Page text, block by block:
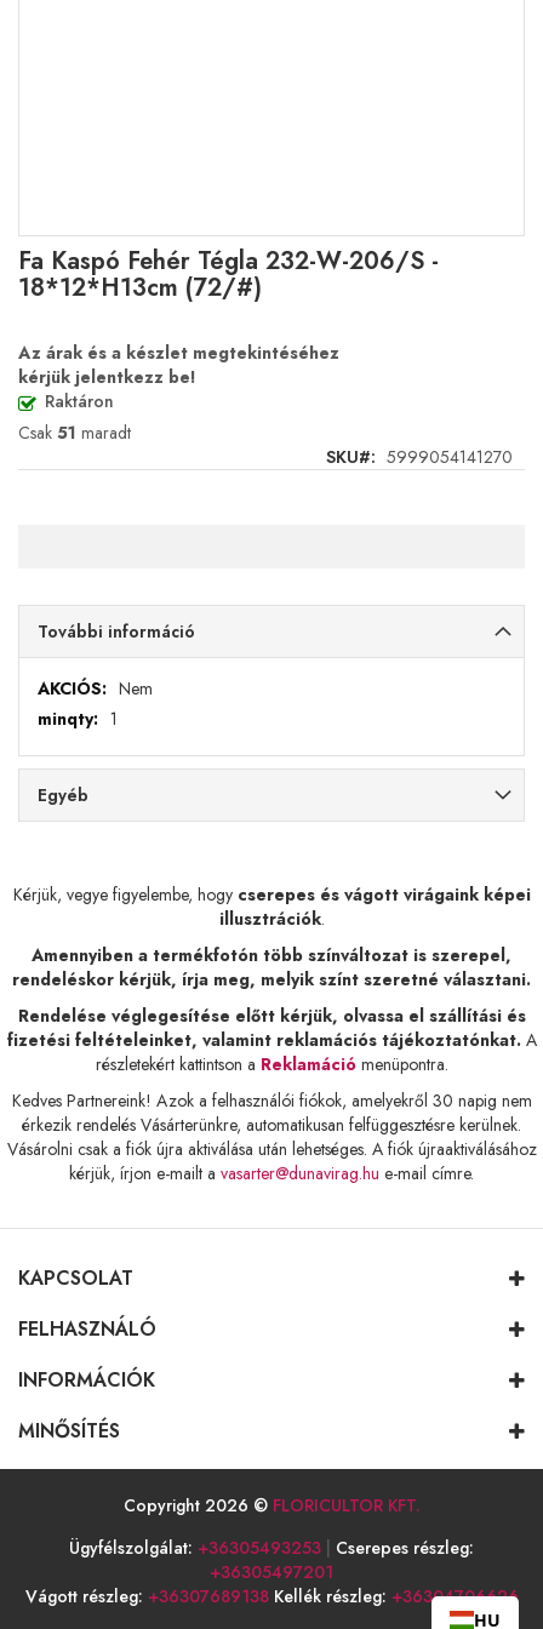
Fa Kaspó Fehér Tégla 232-W-206/S -
18*12*H13cm (72/#)
Az árak és a készlet megtekintéséhez
kérjük jelentkezz be!
Raktáron
Csak 51 maradt
SKU
5999054141270
Ugrás
a
képgaléria
További információ
További
információ
Nem
1
Egyéb
Kérjük, vegye figyelembe, hogy cserepes és vágott virágaink képei
illusztrációk.
Amennyiben a termékfotón több színváltozat is szerepel,
rendeléskor kérjük, írja meg, melyik színt szeretné választani.
Rendelése véglegesítése előtt kérjük, olvassa el szállítási és
fizetési feltételeinket, valamint reklamációs tájékoztatónkat.A
részletekért kattintson a Reklamáció menüpontra.
Kedves Partnereink! Azok a felhasználói fiókok, amelyekről 30 napig nem
érkezik rendelés Vásárterünkre, automatikusan felfüggesztésre kerülnek.
Vásárolni csak a fiók újra aktiválása után lehetséges. A fiók újraaktiválásához
kérjük, írjon e-mailt a vasarter@dunavirag.hu e-mail címre.
KAPCSOLAT
FELHASZNÁLÓ
INFORMÁCIÓK
MINŐSÍTÉS
Copyright 2026 © FLORICULTOR KFT.
Ügyfélszolgálat: +36305493253
Cserepes részleg:
+36305497201
Vágott részleg: +36307689138 Kellék részleg: +36304706626
HU